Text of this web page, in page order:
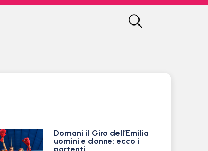
Domani il Giro dell’Emilia
uomini e donne: ecco i